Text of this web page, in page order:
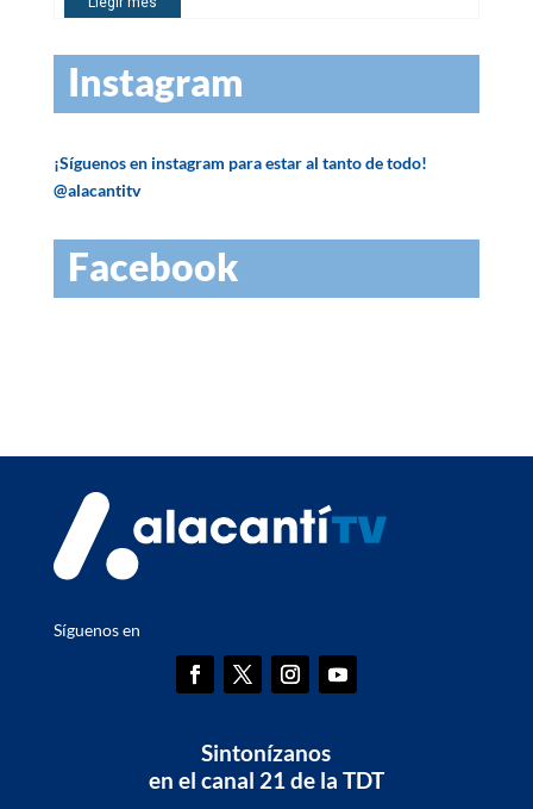
Instagram
¡Síguenos en instagram para estar al tanto de todo!
@alacantitv
Facebook
Síguenos en
Sintonízanos
en el canal 21 de la TDT